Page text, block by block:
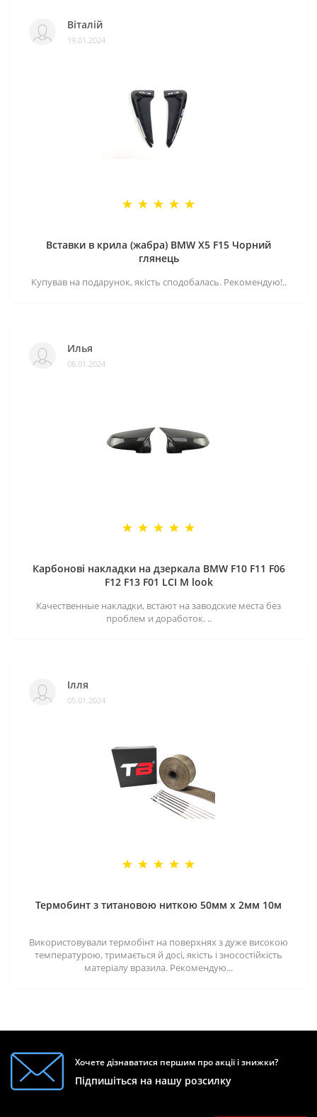
Віталій
19.01.2024
Вставки в крила (жабра) BMW X5 F15 Чорний
глянець
Купував на подарунок, якість сподобалась. Рекомендую!..
Илья
08.01.2024
Карбонові накладки на дзеркала BMW F10 F11 F06
F12 F13 F01 LCI M look
Качественные накладки, встают на заводские места без
проблем и доработок. ..
Ілля
05.01.2024
Термобинт з титановою ниткою 50мм х 2мм 10м
Використовували термобінт на поверхнях з дуже високою
температурою, тримається й досі, якість і зносостійкість
матеріалу вразила. Рекомендую...
Хочете дізнаватися першим про акції і знижки?
Підпишіться на нашу розсилку